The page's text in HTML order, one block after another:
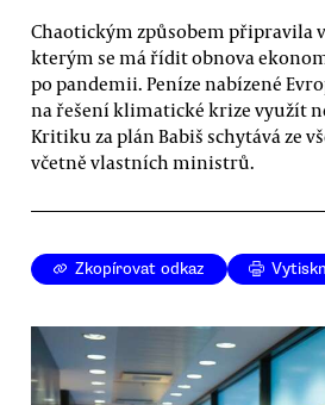
Chaotickým způsobem připravila
kterým se má řídit obnova
po pandemii. Peníze nabízené
na řešení klimatické krize využít
Kritiku za plán Babiš schytává ze
včetně vlastních ministrů.
Zkopírovat odkaz